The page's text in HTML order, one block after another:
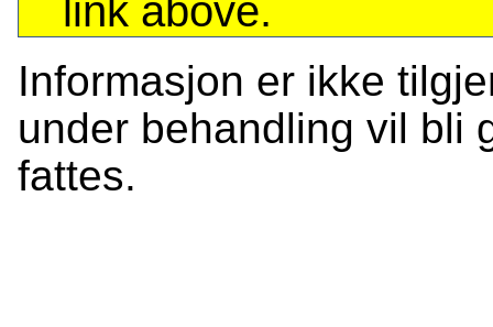
link above.
Informasjon er ikke
under behandling vil bli
fattes.